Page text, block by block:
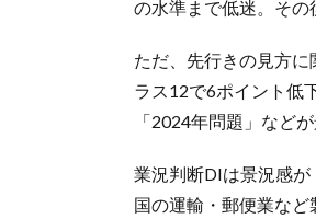
の水準まで低迷。その
ただ、先行きの見方
ラス12で6ポイント低
「2024年問題」など
業況判断DIは景況感
国の運輸・郵便業など